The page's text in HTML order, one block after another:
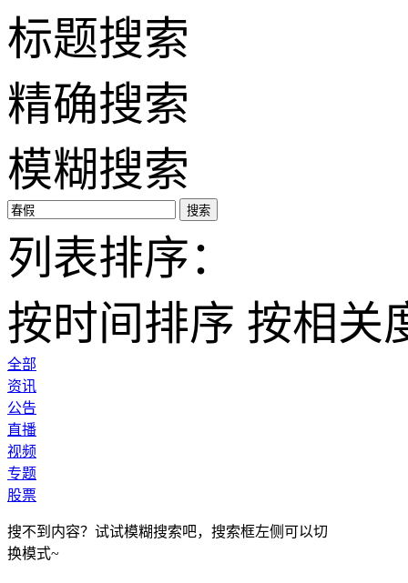
标题搜索
精确搜索
模糊搜索
搜索
列表排序：
按时间排序 按相关
全部
资讯
公告
直播
视频
专题
股票
搜不到内容？试试模糊搜索吧，搜索框左侧可以切
换模式~